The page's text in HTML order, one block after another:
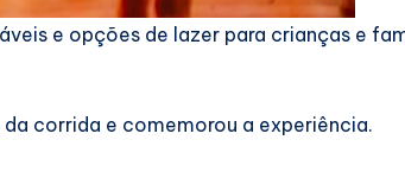
e opções de lazer para crianças e
corrida e comemorou a experiência.